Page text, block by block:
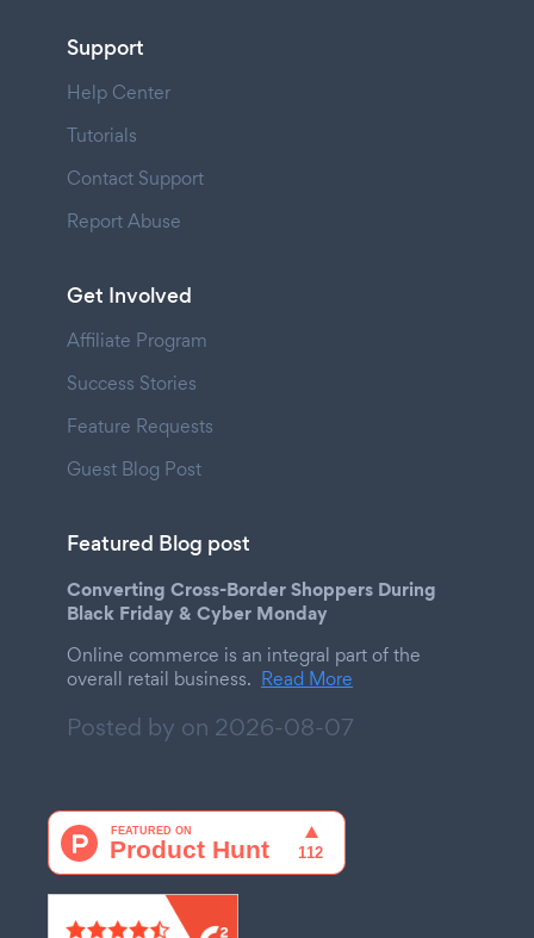
Support
Help Center
Tutorials
Contact Support
Report Abuse
Get Involved
Affiliate Program
Success Stories
Feature Requests
Guest Blog Post
Featured Blog post
Converting Cross-Border Shoppers During
Black Friday & Cyber Monday
Online commerce is an integral part of the
overall retail business. Read More
Posted by on 2026-08-07